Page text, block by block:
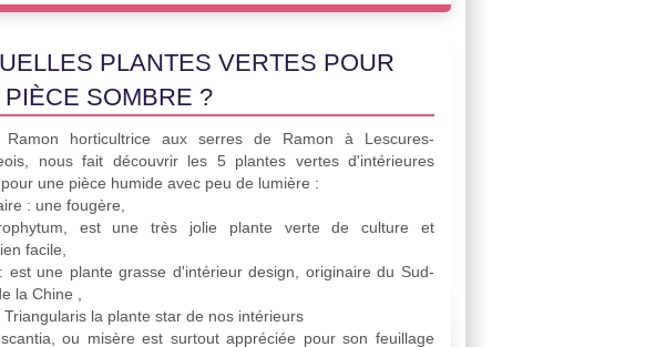
PLANTES VERTES POUR
PIÈCE SOMBRE ?
Ramon horticultrice aux serres de Ramon à Lescures-
nous fait découvrir les 5 plantes vertes d'intérieures
une pièce humide avec peu de lumière :
: une fougère,
est une très jolie plante verte de culture et
facile,
est une plante grasse d'intérieur design, originaire du Sud-
la Chine ,
Triangularis la plante star de nos intérieurs
ou misère est surtout appréciée pour son feuillage